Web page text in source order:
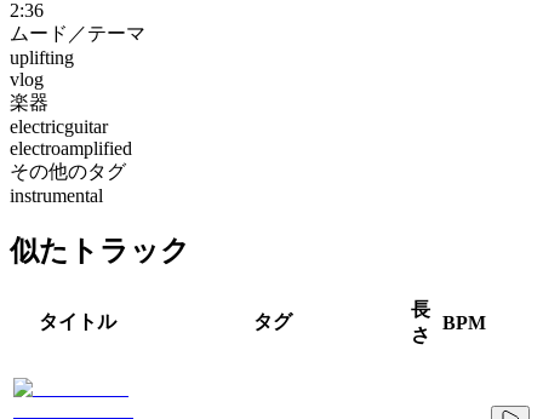
2:36
ムード／テーマ
uplifting
vlog
楽器
electricguitar
electroamplified
その他のタグ
instrumental
似たトラック
タイトル タグ
長
さ
BPM